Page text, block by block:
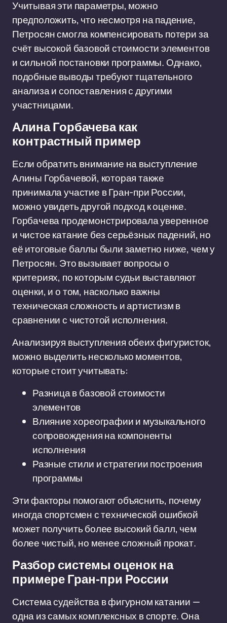
Учитывая эти параметры, можно
предположить, что несмотря на падение,
Петросян смогла компенсировать потери за
счёт высокой базовой стоимости элементов
и сильной постановки программы. Однако,
подобные выводы требуют тщательного
анализа и сопоставления с другими
участницами.
Алина Горбачева как
контрастный пример
Если обратить внимание на выступление
Алины Горбачевой, которая также
принимала участие в Гран-при России,
можно увидеть другой подход к оценке.
Горбачева продемонстрировала уверенное
и чистое катание без серьёзных падений, но
её итоговые баллы были заметно ниже, чем у
Петросян. Это вызывает вопросы о
критериях, по которым судьи выставляют
оценки, и о том, насколько важны
техническая сложность и артистизм в
сравнении с чистотой исполнения.
Анализируя выступления обеих фигуристок,
можно выделить несколько моментов,
которые стоит учитывать:
Разница в базовой стоимости
элементов
Влияние хореографии и музыкального
сопровождения на компоненты
исполнения
Разные стили и стратегии построения
программы
Эти факторы помогают объяснить, почему
иногда спортсмен с технической ошибкой
может получить более высокий балл, чем
более чистый, но менее сложный прокат.
Разбор системы оценок на
примере Гран-при России
Система судейства в фигурном катании —
одна из самых комплексных в спорте. Она